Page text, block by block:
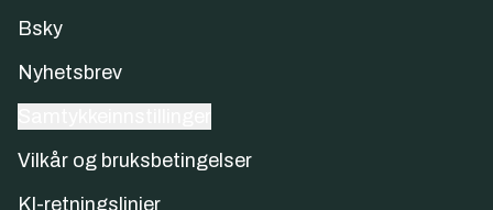
Bsky
Nyhetsbrev
Vilkår og bruksbetingelser
KI-retningslinjer